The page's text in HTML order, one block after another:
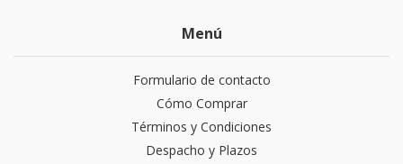
Menú
Formulario de contacto
Cómo Comprar
Términos y Condiciones
Despacho y Plazos